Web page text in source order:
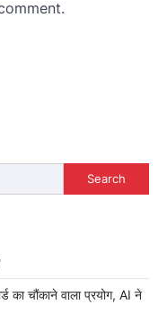
Search
का चौंकाने वाला प्रयोग, AI ने